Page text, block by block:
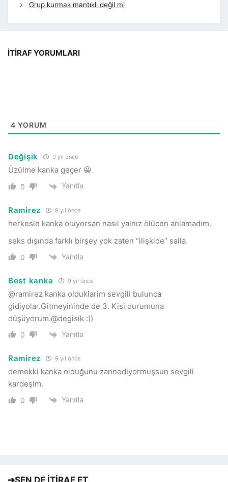
Grup kurmak mantıklı değil mi
İTIRAF YORUMLARI
4 YORUM
Değişik 9 yıl önce
Üzülme kanka geçer 😀
0 Yanıtla
Ramirez 9 yıl önce
herkesle kanka oluyorsan nasıl yalnız ölücen anlamadım.
seks dışında farklı birşey yok zaten “ilişkide” salla.
0 Yanıtla
Best kanka 9 yıl önce
@ramirez kanka olduklarim sevgili bulunca
gidiyolar.Gitmeyininde de 3. Kisi durumuna
düşüyorum.@degisik :))
0 Yanıtla
Ramirez 9 yıl önce
demekki kanka olduğunu zannediyormuşsun sevgili
kardeşim.
0 Yanıtla